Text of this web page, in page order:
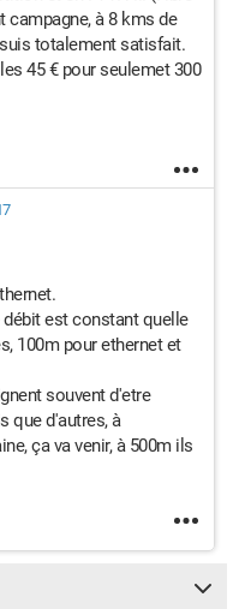
campagne, à 8 kms de
totalement satisfait.
45 € pour seulemet 300
est constant quelle
100m pour ethernet et
souvent d'etre
que d'autres, à
ça va venir, à 500m ils